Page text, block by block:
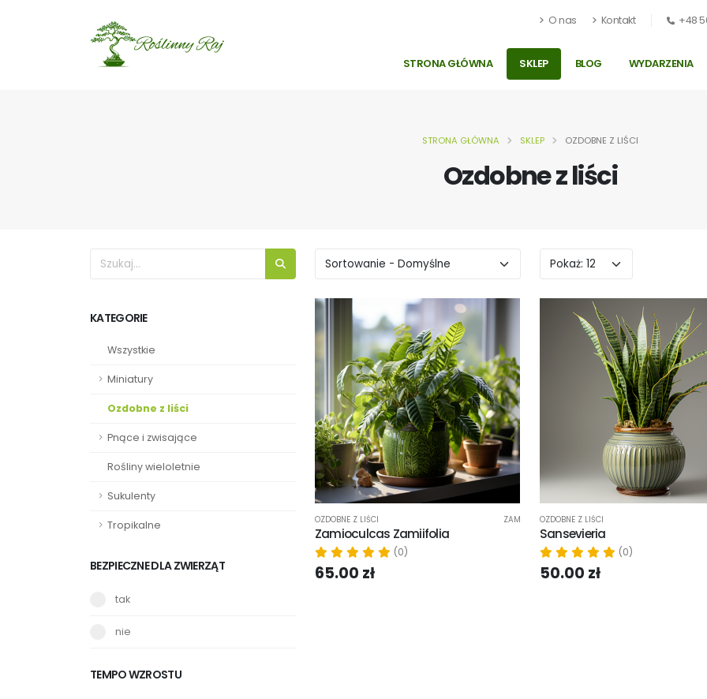
O nas Kontakt +48
STRONA GŁÓWNA SKLEP BLOG WYDARZENIA
STRONA GŁÓWNA SKLEP OZDOBNE Z LIŚCI
Ozdobne z liści
KATEGORIE
Wszystkie
Miniatury
Ozdobne z liści
Pnące i zwisające
Rośliny wieloletnie
Sukulenty
Tropikalne
BEZPIECZNE DLA ZWIERZĄT
tak
nie
TEMPO WZROSTU
OZDOBNE Z LIŚCI ZAM
Zamioculcas Zamiifolia
(0)
65.00 zł
OZDOBNE Z LIŚCI
Sansevieria
(0)
50.00 zł